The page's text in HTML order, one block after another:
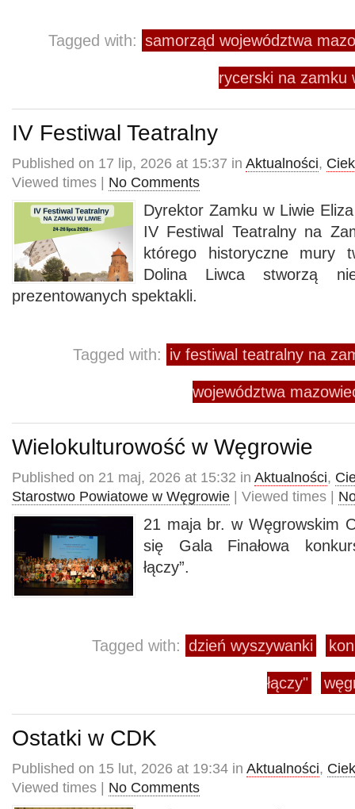
Tagged with: samorząd województwa
rycerski na zamku
IV Festiwal Teatralny
Published on 17 lip, 2026 at 15:37 in Aktualności,
Viewed times | No Comments
Dyrektor Zamku w Liwie
IV Festiwal Teatralny na
którego historyczne mury
Dolina Liwca stworzą
prezentowanych spektakli.
Tagged with: iv festiwal teatralny na
województwa
Wielokulturowość w Węgrowie
Published on 21 maj, 2026 at 15:32 in Aktualności,
Starostwo Powiatowe w Węgrowie | Viewed times |
21 maja br. w Węgrowskim
się Gala Finałowa
łączy”.
Tagged with: dzień wyszywanki
łączy"
Ostatki w CDK
Published on 15 lut, 2026 at 19:34 in Aktualności,
Viewed times | No Comments